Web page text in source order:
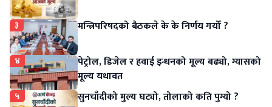
३ मन्त्रिपरिषदको बैठकले के के निर्णय गर्यो ?
४
पेट्रोल, डिजेल र हवाई इन्धनको मूल्य बढ्यो, ग्यासको
मूल्य यथावत
५ सुनचाँदीको मुल्य घट्यो, तोलाको कति पुग्यो ?